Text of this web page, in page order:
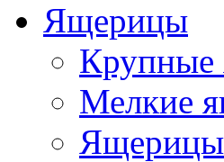
Ящерицы
Крупные
Мелкие
Ящерицы